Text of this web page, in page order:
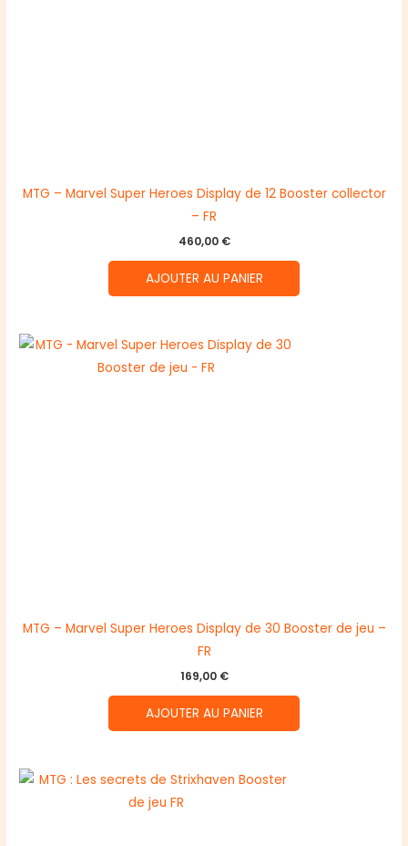
MTG – Marvel Super Heroes Display de 12 Booster collector
– FR
460,00 €
AJOUTER AU PANIER
MTG – Marvel Super Heroes Display de 30 Booster de jeu –
FR
169,00 €
AJOUTER AU PANIER